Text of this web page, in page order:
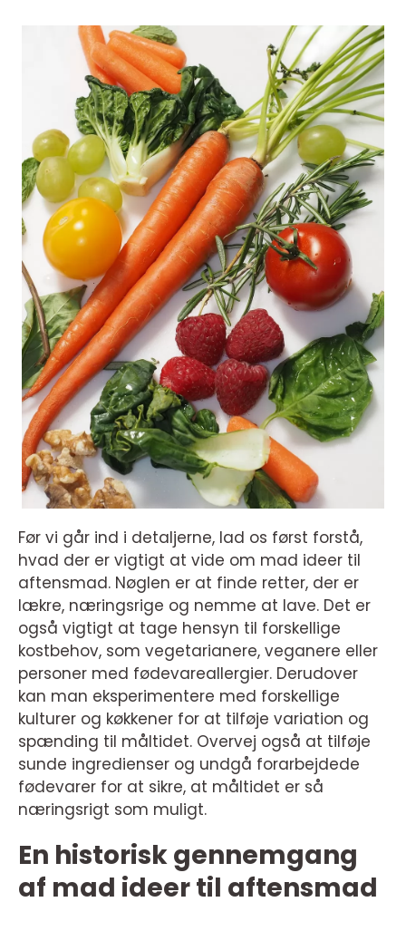
Før vi går ind i detaljerne, lad os først forstå,
hvad der er vigtigt at vide om mad ideer til
aftensmad. Nøglen er at finde retter, der er
lækre, næringsrige og nemme at lave. Det er
også vigtigt at tage hensyn til forskellige
kostbehov, som vegetarianere, veganere eller
personer med fødevareallergier. Derudover
kan man eksperimentere med forskellige
kulturer og køkkener for at tilføje variation og
spænding til måltidet. Overvej også at tilføje
sunde ingredienser og undgå forarbejdede
fødevarer for at sikre, at måltidet er så
næringsrigt som muligt.
En historisk gennemgang
af mad ideer til aftensmad